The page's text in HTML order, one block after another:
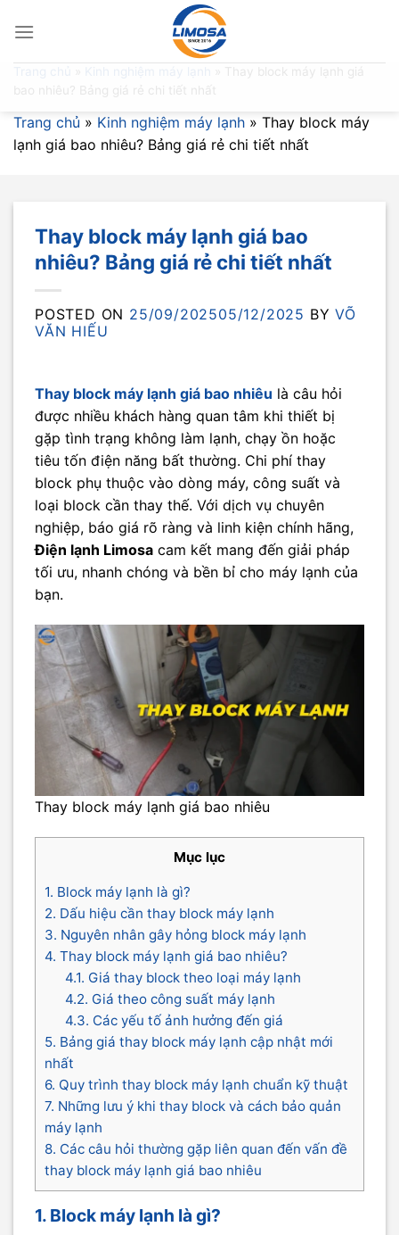
Thay block máy lạnh giá
bao nhiêu? Bảng giá rẻ chi tiết nhất
Trang chủ » Kinh nghiệm máy lạnh » Thay block máy
lạnh giá bao nhiêu? Bảng giá rẻ chi tiết nhất
Thay block máy lạnh giá bao
nhiêu? Bảng giá rẻ chi tiết nhất
POSTED ON 25/09/202505/12/2025 BYVÕ
VĂN HIẾU
Thay block máy lạnh giá bao nhiêu là câu hỏi
được nhiều khách hàng quan tâm khi thiết bị
gặp tình trạng không làm lạnh, chạy ồn hoặc
tiêu tốn điện năng bất thường. Chi phí thay
block phụ thuộc vào dòng máy, công suất và
loại block cần thay thế. Với dịch vụ chuyên
nghiệp, báo giá rõ ràng và linh kiện chính hãng,
Điện lạnh Limosa cam kết mang đến giải pháp
tối ưu, nhanh chóng và bền bỉ cho máy lạnh của
bạn.
Thay block máy lạnh giá bao nhiêu
Mục lục
1. Block máy lạnh là gì?
2. Dấu hiệu cần thay block máy lạnh
3. Nguyên nhân gây hỏng block máy lạnh
4. Thay block máy lạnh giá bao nhiêu?
4.1. Giá thay block theo loại máy lạnh
4.2. Giá theo công suất máy lạnh
4.3. Các yếu tố ảnh hưởng đến giá
5. Bảng giá thay block máy lạnh cập nhật mới
nhất
6. Quy trình thay block máy lạnh chuẩn kỹ thuật
7. Những lưu ý khi thay block và cách bảo quản
máy lạnh
8. Các câu hỏi thường gặp liên quan đến vấn đề
thay block máy lạnh giá bao nhiêu
1. Block máy lạnh là gì?